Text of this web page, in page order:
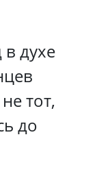
духе
тот,
до